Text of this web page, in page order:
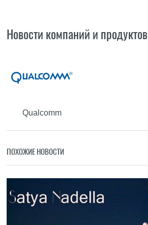
Новости компаний и продуктов
Qualcomm
ПОХОЖИЕ НОВОСТИ